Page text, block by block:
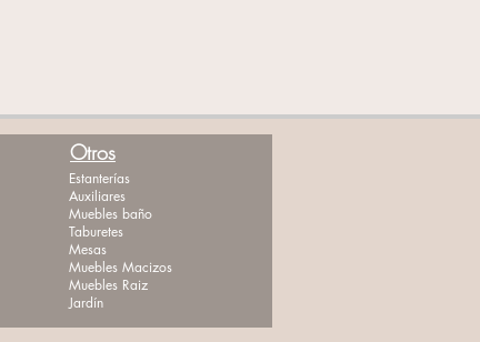
Otros
Estanterías
Auxiliares
Muebles baño
Taburetes
Mesas
Muebles Macizos
Muebles Raiz
Jardín